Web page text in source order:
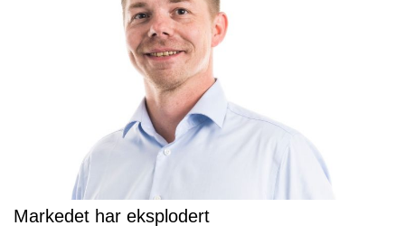
Markedet har eksplodert